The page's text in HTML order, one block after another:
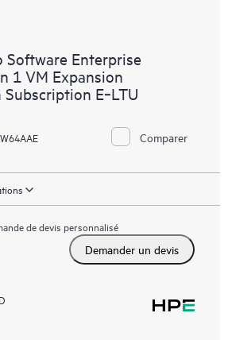
Software Enterprise
1 VM Expansion
E‑LTU
Comparer
de devis personnalisé
Demander un devis